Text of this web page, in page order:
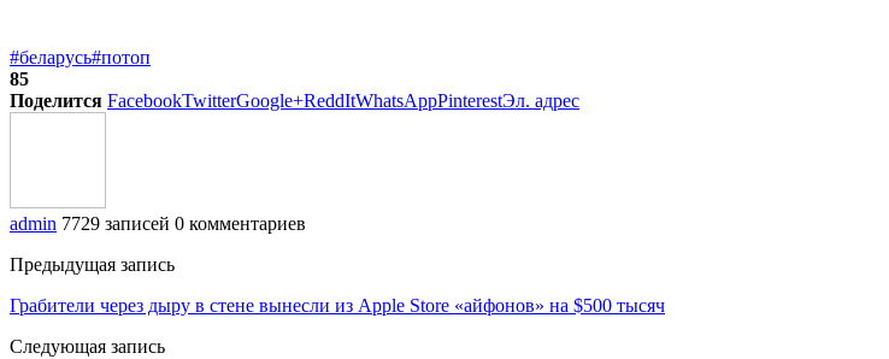
#беларусь#потоп
85
Поделится FacebookTwitterGoogle+ReddItWhatsAppPinterestЭл. адрес
admin 7729 записей 0 комментариев
Предыдущая запись
Грабители через дыру в стене вынесли из Apple Store «айфонов» на $500 тысяч
Следующая запись